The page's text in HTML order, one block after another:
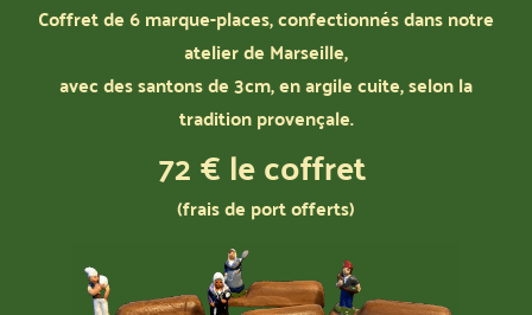
Coffret de 6 marque-places, confectionnés dans notre
atelier de Marseille,
avec des santons de 3cm, en argile cuite, selon la
tradition provençale.
72 € le coffret
(frais de port offerts)